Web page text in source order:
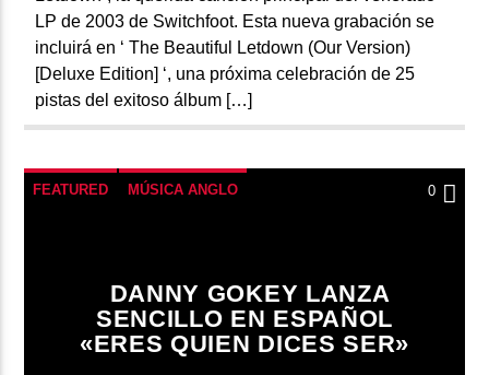
LP de 2003 de Switchfoot. Esta nueva grabación se
incluirá en ‘ The Beautiful Letdown (Our Version)
[Deluxe Edition] ‘, una próxima celebración de 25
pistas del exitoso álbum […]
FEATURED MÚSICA ANGLO 0
DANNY GOKEY LANZA
SENCILLO EN ESPAÑOL
«ERES QUIEN DICES SER»